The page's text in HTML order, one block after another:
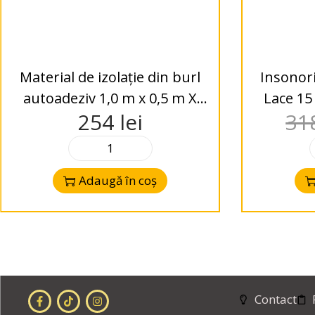
Material de izolație din burl
autoadeziv 1,0 m x 0,5 m X
35mm SWELL WAVE 35
254 lei
Adaugă în coș
Lace
Contact